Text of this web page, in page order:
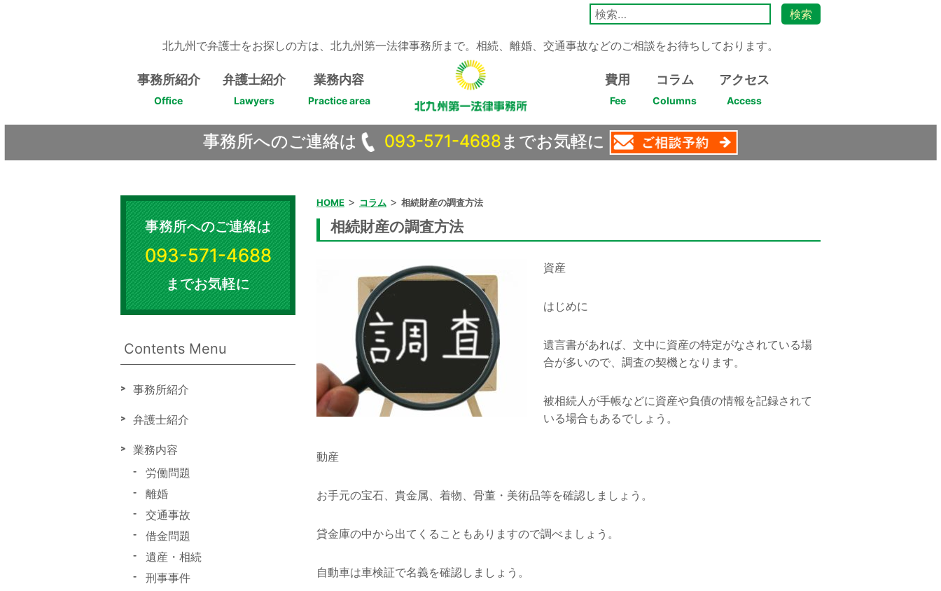
検
索:
北九州で弁護士をお探しの方は、北九州第一法律事務所まで。相続、離婚、交通事故などのご相談をお待ちしております。
事務所紹介
Office
弁護士紹介
Lawyers
業務内容
Practice area
費用
Fee
コラム
Columns
アクセス
Access
事務所へのご連絡は 093-571-4688までお気軽に
HOME > コラム > 相続財産の調査方法
相続財産の調査方法
資産
はじめに
遺言書があれば、文中に資産の特定がなされている場
合が多いので、調査の契機となります。
被相続人が手帳などに資産や負債の情報を記録されて
いる場合もあるでしょう。
動産
お手元の宝石、貴金属、着物、骨董・美術品等を確認しましょう。
貸金庫の中から出てくることもありますので調べましょう。
自動車は車検証で名義を確認しましょう。
事務所へのご連絡は
093-571-4688
までお気軽に
Contents Menu
事務所紹介
弁護士紹介
業務内容
労働問題
離婚
交通事故
借金問題
遺産・相続
刑事事件